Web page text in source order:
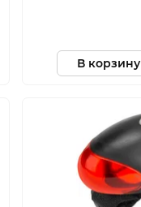
В корзину